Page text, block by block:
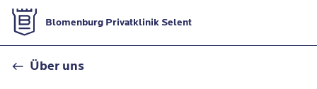
Zur Startseite
Blomenburg Privatklinik Selent
Über uns